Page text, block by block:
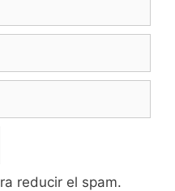
reducir el spam.